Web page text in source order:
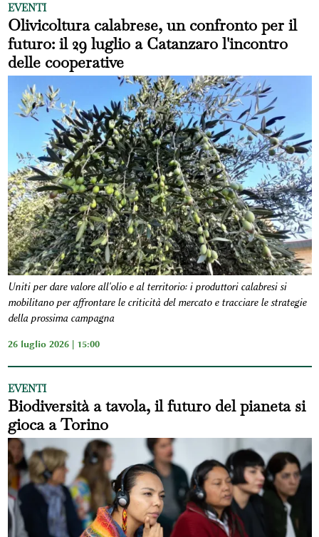
EVENTI
Olivicoltura calabrese, un confronto per il
futuro: il 29 luglio a Catanzaro l'incontro
delle cooperative
Uniti per dare valore all'olio e al territorio: i produttori calabresi si
mobilitano per affrontare le criticità del mercato e tracciare le strategie
della prossima campagna
26 luglio 2026 | 15:00
EVENTI
Biodiversità a tavola, il futuro del pianeta si
gioca a Torino